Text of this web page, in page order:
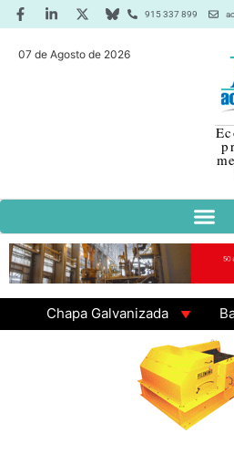
915 337 899
07 de Agosto de 2026
Chapa Galvanizada
GAMA 3 - Cuadrados 200x200x8